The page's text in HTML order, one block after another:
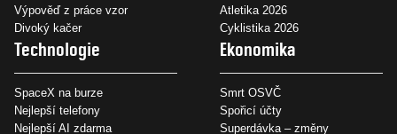
Výpověď z práce vzor
Divoký kačer
Atletika 2026
Cyklistika 2026
Technologie
SpaceX na burze
Nejlepší telefony
Nejlepší AI zdarma
Ekonomika
Smrt OSVČ
Spořicí účty
Superdávka – změny